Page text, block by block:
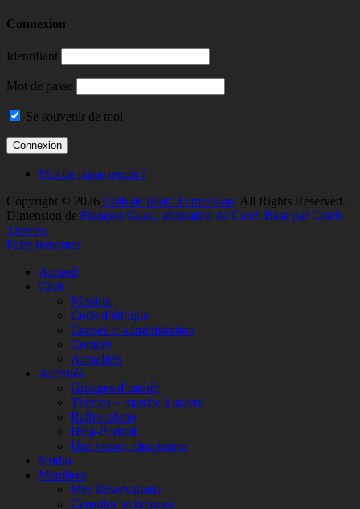
Connexion
Identifiant
Mot de passe
Se souvenir de moi
Mot de passe perdu ?
Copyright © 2026 Club de photo Dimension. All Rights Reserved.
Dimension de François Guay, adaptation de Catch Base par Catch
Themes
Faire remonter
Accueil
Club
Mission
Code d’éthique
Conseil d’administration
Comités
Actualités
Activités
Groupes d’intérêt
Thèmes – marche à suivre
Rallye photo
Help-Portrait
Une vision, cinq temps
Studio
Membres
Mes Réservations
Capsules techniques